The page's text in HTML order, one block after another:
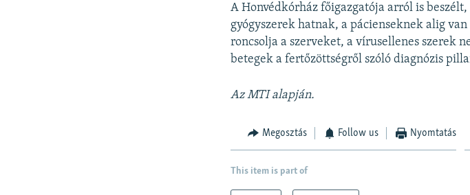
A Honvédkórház főigazgatója arról is
gyógyszerek hatnak, a pácienseknek alig
roncsolja a szerveket, a vírusellenes szerek
betegek a fertőzöttségről szóló diagnózis
Az MTI alapján.
Megosztás Follow us Nyomtatás
This item is part of